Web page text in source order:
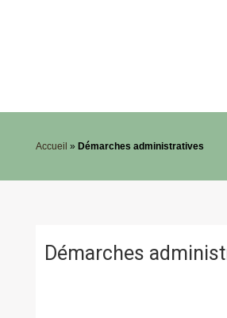
Accueil » Démarches administratives
Démarches